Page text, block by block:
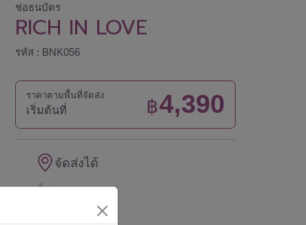
ช่อธนบัตร
RICH IN LOVE
รหัส : BNK056
ราคาตามพื้นที่จัดส่ง
เริ่มต้นที่ ฿4,390
จัดส่งได้
ทั่วประเทศ